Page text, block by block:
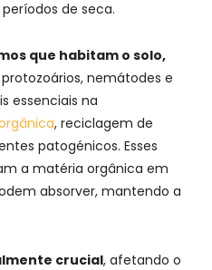
de seca.
que habitam o solo,
nemátodes e
essenciais na
, reciclagem de
patogénicos. Esses
a matéria orgânica em
absorver, mantendo a
crucial, afetando o